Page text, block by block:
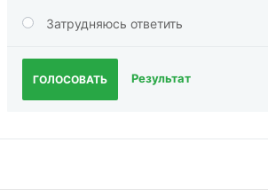
Затрудняюсь ответить
ГОЛОСОВАТЬ Результат